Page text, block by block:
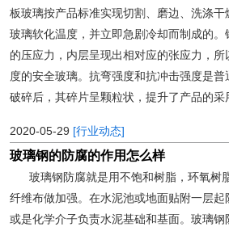
板玻璃按产品标准实现切割、磨边、洗涤
玻璃软化温度，并立即急剧冷却而制成的
的压应力，内层呈现出相对应的张应力，
度的安全玻璃。抗弯强度和抗冲击强度是普
破碎后，其碎片呈颗粒状，提升了产品的采
2020-05-29 [行业动态]
玻璃钢的防腐的作用怎么样
玻璃钢防腐就是用不饱和树脂，环氧树
纤维布做加强。在水泥池或地面贴附一层
或是化学介子负责水泥基础和基面。玻璃